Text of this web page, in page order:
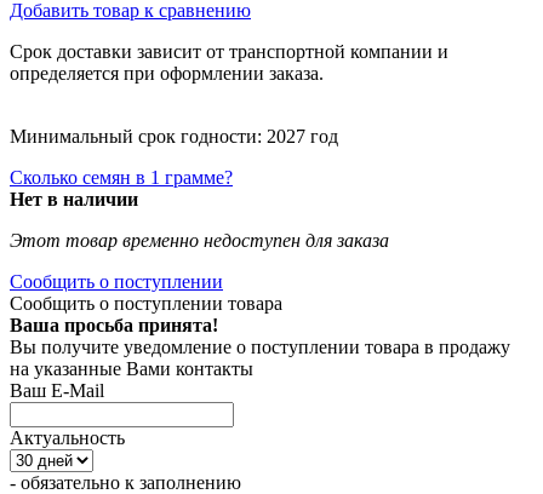
Добавить товар к сравнению
Срок доставки зависит от транспортной компании и
определяется при оформлении заказа.
Минимальный срок годности: 2027 год
Сколько семян в 1 грамме?
Нет в наличии
Этот товар временно недоступен для заказа
Сообщить о поступлении
Сообщить о поступлении товара
Ваша просьба принята!
Вы получите уведомление о поступлении товара в продажу
на указанные Вами контакты
Ваш E-Mail
Актуальность
- обязательно к заполнению